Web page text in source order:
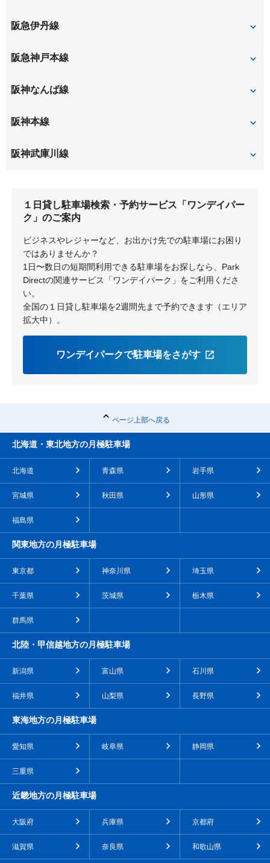
玄番北之町
甲子園口
阪急伊丹線
塚口
阪急神戸本線
塚口
阪神なんば線
尼崎
阪神本線
出屋敷
阪神武庫川線
１日貸し駐車場検索・予約サービス「ワンデイパー
ク」のご案内
ビジネスやレジャーなど、お出かけ先での駐車場にお困り
ではありませんか？
1日〜数日の短期間利用できる駐車場をお探しなら、Park
Directの関連サービス「ワンデイパーク」をご利用くださ
い。
全国の１日貸し駐車場を2週間先まで予約できます（エリア
拡大中）。
ワンデイパークで駐車場をさがす
ページ上部へ戻る
北海道・東北地方の月極駐車場
北海道 青森県 岩手県
宮城県 秋田県 山形県
福島県
関東地方の月極駐車場
東京都 神奈川県 埼玉県
千葉県 茨城県 栃木県
群馬県
北陸・甲信越地方の月極駐車場
新潟県 富山県 石川県
福井県 山梨県 長野県
東海地方の月極駐車場
愛知県 岐阜県 静岡県
三重県
近畿地方の月極駐車場
大阪府 兵庫県 京都府
滋賀県 奈良県 和歌山県